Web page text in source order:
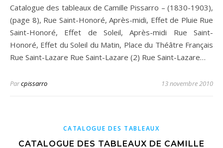
Catalogue des tableaux de Camille Pissarro – (1830-1903),
(page 8), Rue Saint-Honoré, Après-midi, Effet de Pluie Rue
Saint-Honoré, Effet de Soleil, Après-midi Rue Saint-
Honoré, Effet du Soleil du Matin, Place du Théâtre Français
Rue Saint-Lazare Rue Saint-Lazare (2) Rue Saint-Lazare…
Parcpissarro 13 novembre 2010
CATALOGUE DES TABLEAUX
CATALOGUE DES TABLEAUX DE CAMILLE